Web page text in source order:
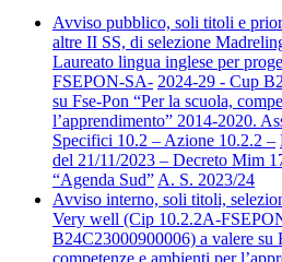
Avviso pubblico, soli titoli e
altre II SS, di selezione
Laureato lingua inglese per
FSEPON-SA- 2024-29 - Cup
su Fse-Pon “Per la scuola,
l’apprendimento” 2014-2020.
Specifici 10.2 – Azione 10.2.2 –
del 21/11/2023 – Decreto Mim
“Agenda Sud” A. S. 2023/24
Avviso interno, soli titoli,
Very well (Cip 10.2.2A-
B24C23000900006) a valere su
competenze e ambienti per